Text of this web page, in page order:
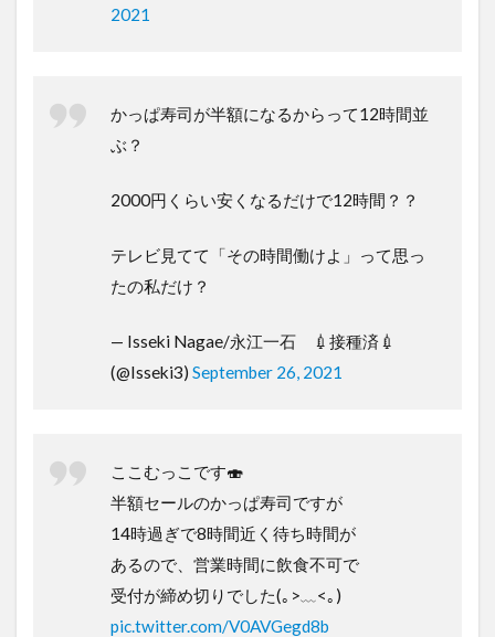
2021
かっぱ寿司が半額になるからって12時間並
ぶ？
2000円くらい安くなるだけで12時間？？
テレビ見てて「その時間働けよ」って思っ
たの私だけ？
— Isseki Nagae/永江一石 💉接種済💉
(@Isseki3) September 26, 2021
ここむっこです🍣
半額セールのかっぱ寿司ですが
14時過ぎで8時間近く待ち時間が
あるので、営業時間に飲食不可で
受付が締め切りでした(｡>﹏<｡)
pic.twitter.com/V0AVGegd8b